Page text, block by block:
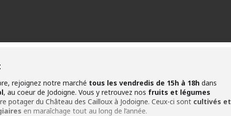
rejoignez notre marché tous les vendredis de 15h à 18h dans
, au coeur de Jodoigne. Vous y retrouvez nos fruits et légumes
potager du Château des Cailloux à Jodoigne. Ceux-ci sont cultivés et
en maraîchage tout au long de l’année.